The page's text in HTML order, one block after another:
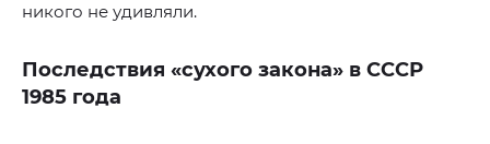
никого не удивляли.
Последствия «сухого закона» в СССР
1985 года